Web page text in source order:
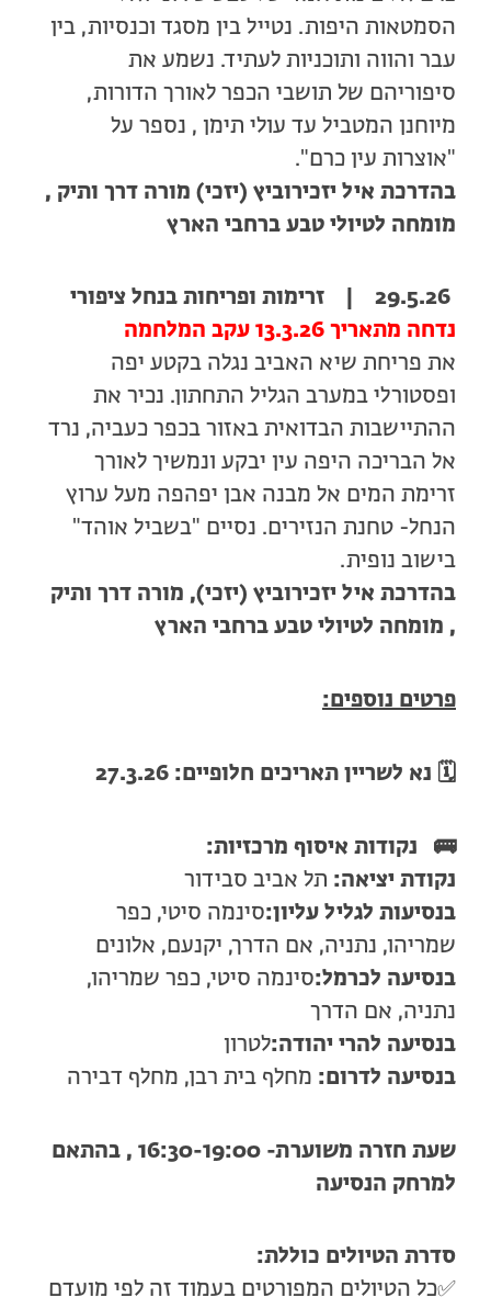
הסמטאות היפות. נטייל בין מסגד וכנסיות, בין
עבר והווה ותוכניות לעתיד. נשמע את
סיפוריהם של תושבי הכפר לאורך הדורות,
מיוחנן המטביל עד עולי תימן , נספר על
"אוצרות עין כרם".
בהדרכת איל יזכירוביץ (יזכי) מורה דרך ותיק ,
מומחה לטיולי טבע ברחבי הארץ
נדחה מתאריך 13.3.26 עקב המלחמה
את פריחת שיא האביב נגלה בקטע יפה
ופסטורלי במערב הגליל התחתון. נכיר את
ההתיישבות הבדואית באזור בכפר כעביה, נרד
אל הבריכה היפה עין יבקע ונמשיך לאורך
זרימת המים אל מבנה אבן יפהפה מעל ערוץ
הנחל- טחנת הנזירים. נסיים "בשביל אוהד"
בישוב נופית.
בהדרכת איל יזכירוביץ (יזכי), מורה דרך ותיק
, מומחה לטיולי טבע ברחבי הארץ
פרטים נוספים:
🗓️ נא לשריין תאריכים חלופיים: 27.3.26
🚌 נקודות איסוף מרכזיות:
נקודת יציאה: תל אביב סבידור
בנסיעות לגליל עליון:סינמה סיטי, כפר
שמריהו, נתניה, אם הדרך, יקנעם, אלונים
בנסיעה לכרמל:סינמה סיטי, כפר שמריהו,
נתניה, אם הדרך
בנסיעה להרי יהודה:לטרון
בנסיעה לדרום: מחלף בית רבן, מחלף דבירה
שעת חזרה משוערת- 16:30-19:00 , בהתאם
למרחק הנסיעה
סדרת הטיולים כוללת:
✅כל הטיולים המפורטים בעמוד זה לפי מועדם